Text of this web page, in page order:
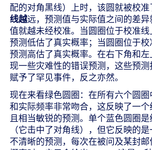
配的对角黑线）上时，该圆就被校准
线越远，预测值与实际值之间的差异
值就越未经校准。当圆圈位于校准
预测低估了真实概率；当圆圈位于校
预测高估了真实概率。在右下角和
现一些灾难性的错误预测，这些预
赋予了罕见事件，反之亦然。
现在来看绿色圆圈：在所有六个圆
和实际频率非常吻合，这反映了一
且相当敏锐的预测。单个蓝色圆圈
（它击中了对角线），但它反映的是
不清晰的预测，每次在被问及某封